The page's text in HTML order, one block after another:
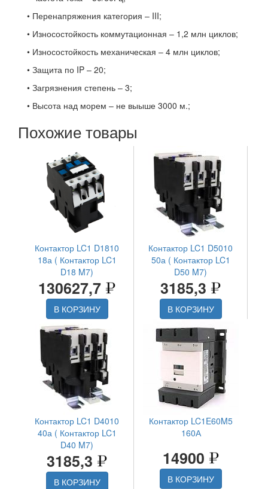
• Перенапряжения категория – III;
• Износостойкость коммутационная – 1,2 млн циклов;
• Износостойкость механическая – 4 млн циклов;
• Защита по IP – 20;
• Загрязнения степень – 3;
• Высота над морем – не выыше 3000 м.;
Похожие товары
Контактор LC1 D1810
18а ( Контактор LC1
D18 M7)
130627,7
В КОРЗИНУ
Контактор LC1 D5010
50а ( Контактор LC1
D50 M7)
3185,3
В КОРЗИНУ
Контактор LC1 D4010
40а ( Контактор LC1
D40 M7)
3185,3
В КОРЗИНУ
Контактор LC1E60M5
160А
14900
В КОРЗИНУ